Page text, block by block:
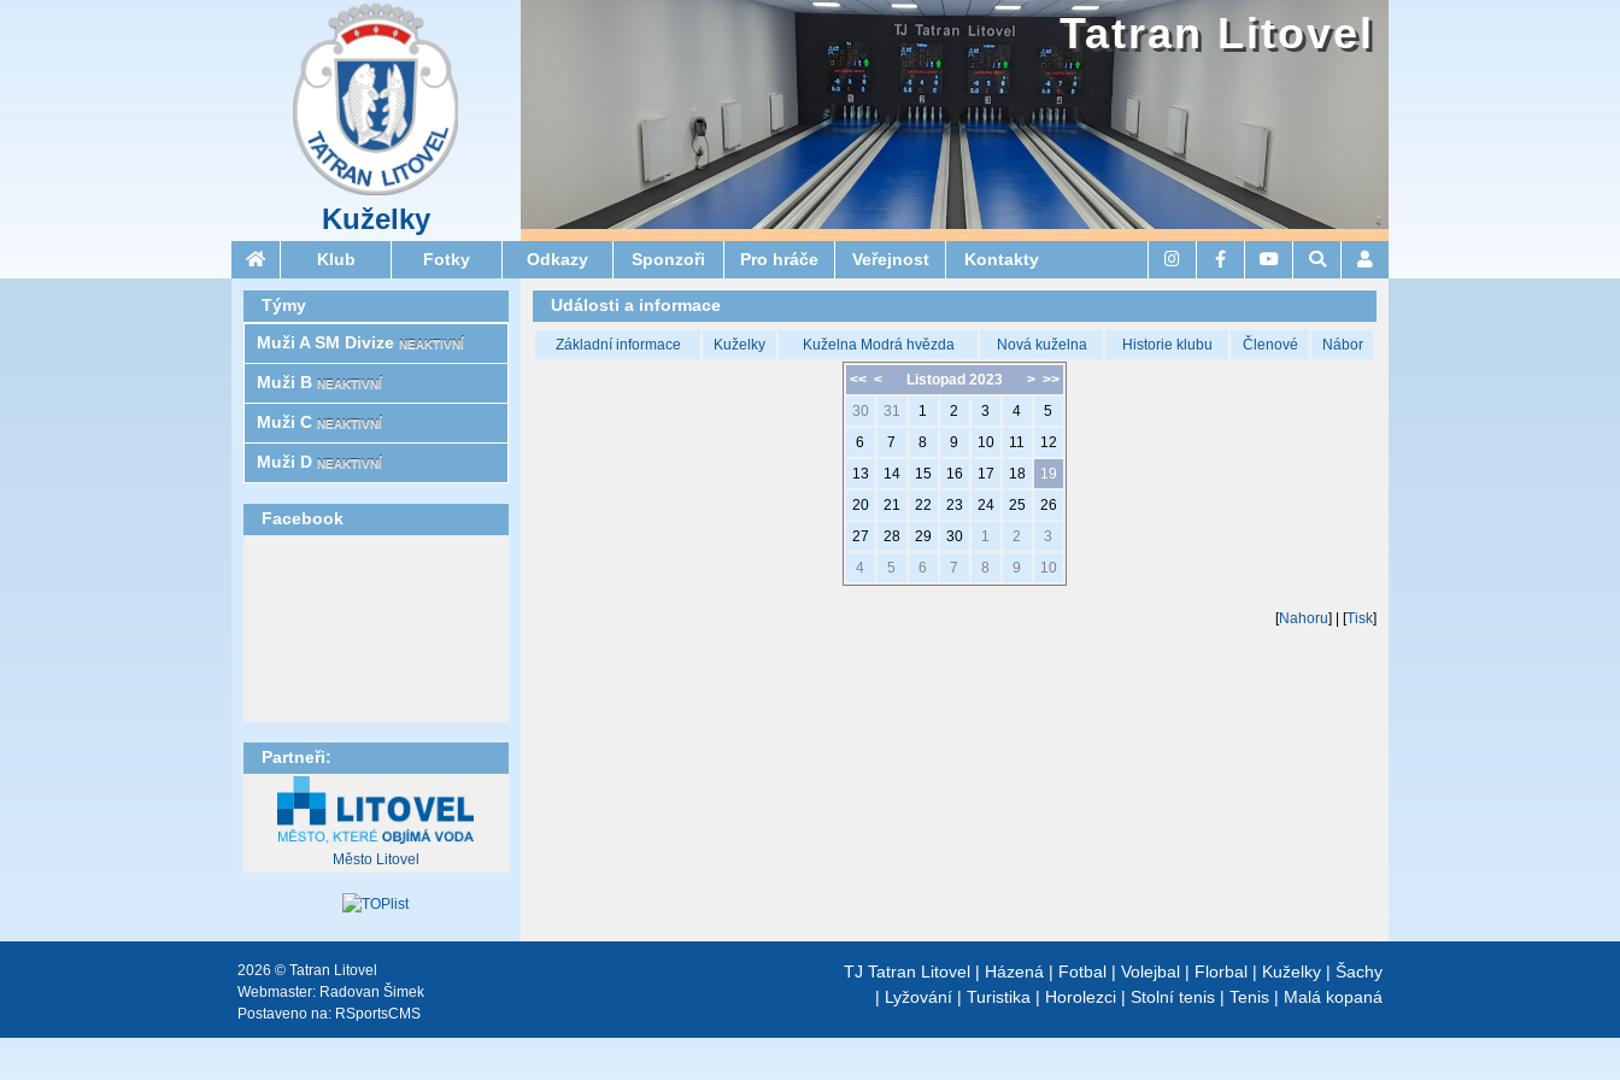
Kuželky
Tatran Litovel
Klub Fotky Odkazy Sponzoři Pro hráče Veřejnost Kontakty
Události a informace
Základní informace Kuželky Kuželna Modrá hvězda Nová kuželna Historie klubu Členové Nábor
<< < > >>
Listopad 2023
30
31 1 2 3 4
5
6
7 8 9 10 11
12
13
14 15 16 17 18
19
20
21 22 23 24 25
26
27
28 29 30 1 2
3
4
5 6 7 8 9 10
[Nahoru] | [Tisk]
Týmy
Muži A SM Divize NEAKTIVNÍ
Muži B NEAKTIVNÍ
Muži C NEAKTIVNÍ
Muži D NEAKTIVNÍ
Facebook
Partneři:
Město Litovel
TJ Tatran Litovel | Házená | Fotbal | Volejbal | Florbal | Kuželky | Šachy
| Lyžování | Turistika | Horolezci | Stolní tenis | Tenis | Malá kopaná
2026 © Tatran Litovel
Webmaster: Radovan Šimek
Postaveno na: RSportsCMS